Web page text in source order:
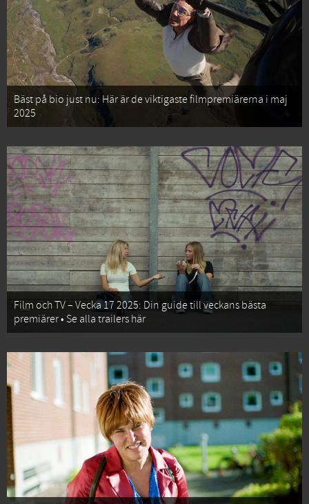
Bäst på bio just nu: Här är de viktigaste filmpremiärerna i maj
2025
Film och TV – Vecka 17 2025: Din guide till veckans bästa
premiärer • Se alla trailers här